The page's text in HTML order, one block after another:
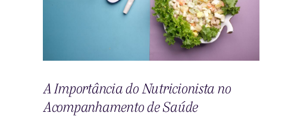
A Importância do Nutricionista no
Acompanhamento de Saúde